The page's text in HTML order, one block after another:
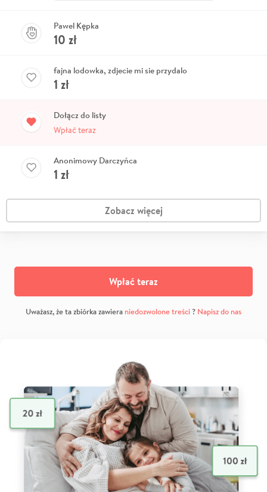
Pawel Kępka
10 zł
fajna lodowka, zdjecie mi sie przydalo
1 zł
Dołącz do listy
Wpłać teraz
Anonimowy Darczyńca
1 zł
Zobacz więcej
Wpłać teraz
Uważasz, że ta zbiórka zawiera niedozwolone treści? Napisz do nas